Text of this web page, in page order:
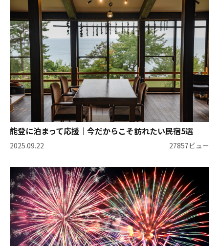
能登に泊まって応援｜今だからこそ訪れたい民宿5選
2025.09.22 27857ビュー